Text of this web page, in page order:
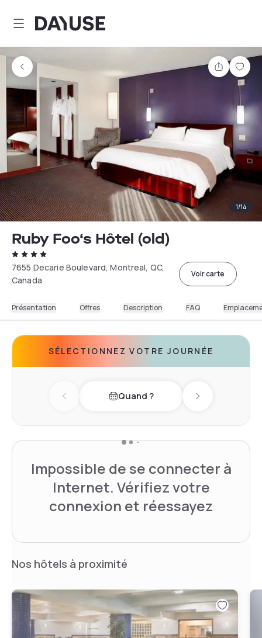
Dayuse
Partager
1/14
Ruby Foo‘s Hôtel (old)
7655 Decarie Boulevard, Montreal, QC,
Canada
Voir carte
Présentation Offres Description FAQ
SÉLECTIONNEZ VOTRE JOURNÉE
Previous dayQuand ? Next day
Impossible de se connecter à
Internet. Vérifiez votre
connexion et réessayez
Nos hôtels à proximité